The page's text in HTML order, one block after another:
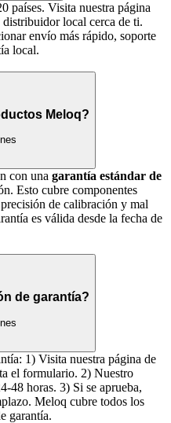
países. Visita nuestra página
local cerca de ti.
envío más rápido, soporte
local.
Meloq?
con una garantía estándar de
Esto cubre componentes
de calibración y mal
es válida desde la fecha de
de garantía?
1) Visita nuestra página de
el formulario. 2) Nuestro
48 horas. 3) Si se aprueba,
Meloq cubre todos los
garantía.